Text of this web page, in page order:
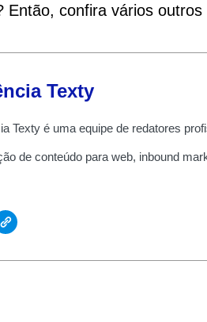
Então, confira vários
Texty
Texty é uma equipe de redatores
de conteúdo para web, inbound